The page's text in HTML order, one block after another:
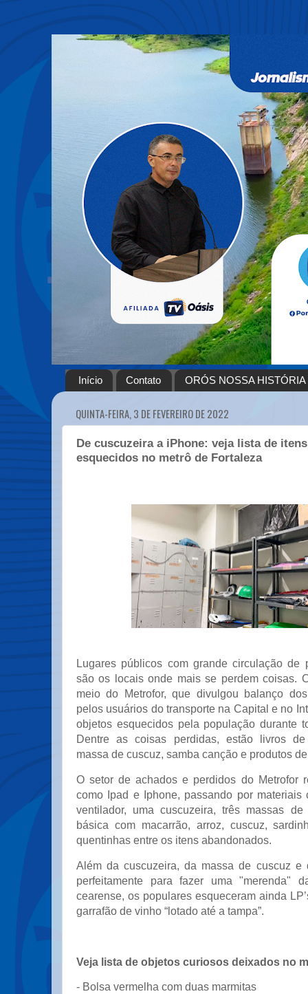
Início Contato ORÓS NOSSA HISTÓRIA
QUINTA-FEIRA, 3 DE FEVEREIRO DE 2022
De cuscuzeira a iPhone: veja lista de
esquecidos no metrô de Fortaleza
Lugares públicos com grande circulação de
são os locais onde mais se perdem coisas.
meio do Metrofor, que divulgou balanço
pelos usuários do transporte na Capital e no
objetos esquecidos pela população durante
Dentre as coisas perdidas, estão livros
massa de cuscuz, samba canção e produtos
O setor de achados e perdidos do Metrofor
como Ipad e Iphone, passando por materiais
ventilador, uma cuscuzeira, três massas
básica com macarrão, arroz, cuscuz,
quentinhas entre os itens abandonados.
Além da cuscuzeira, da massa de cuscuz e
perfeitamente para fazer uma "merenda"
cearense, os populares esqueceram ainda
garrafão de vinho “lotado até a tampa”.
Veja lista de objetos curiosos deixados no
- Bolsa vermelha com duas marmitas